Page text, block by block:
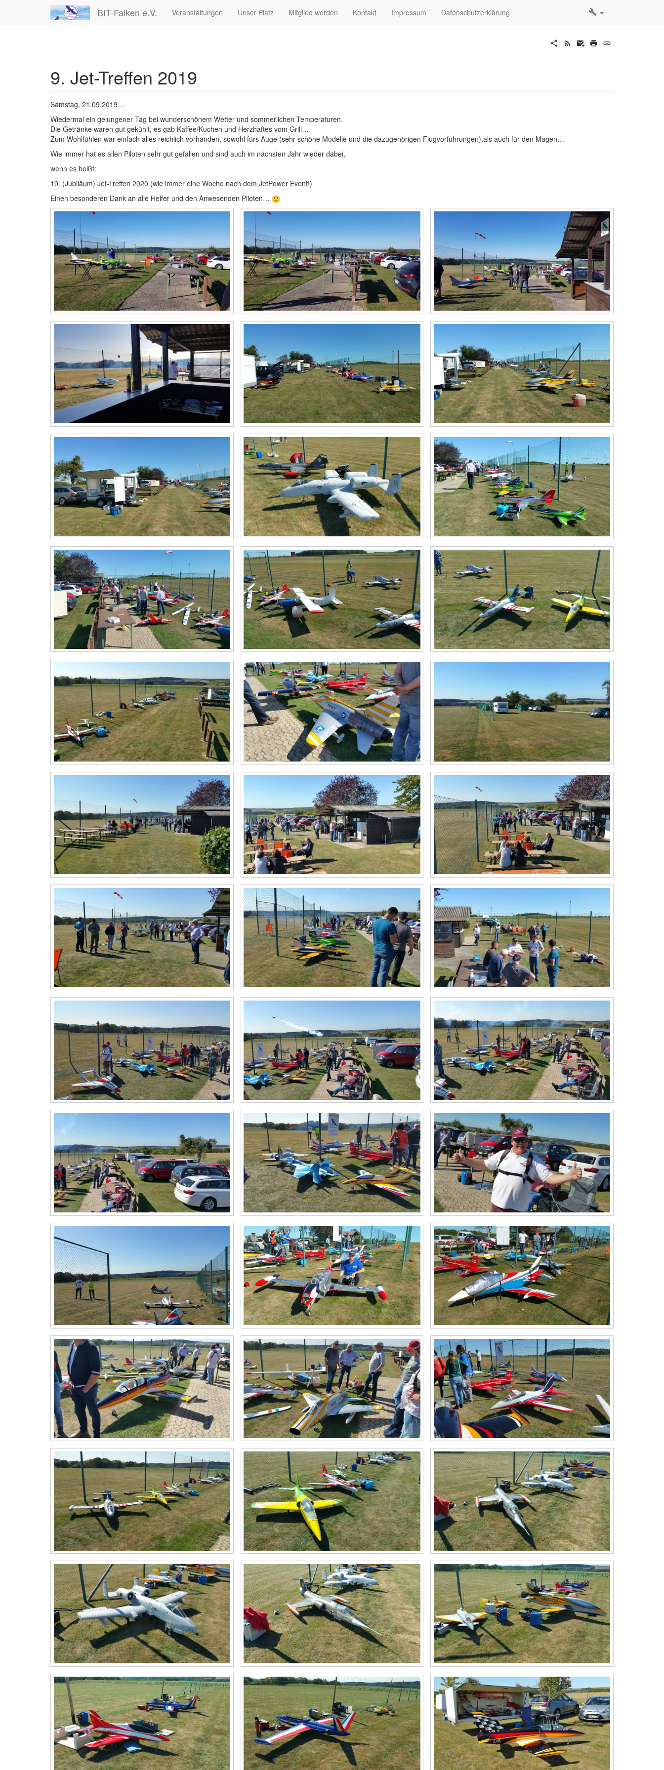
BIT-Falken e.V. Veranstaltungen Unser Platz Mitglied werden Kontakt Impressum Datenschutzerklärung
9. Jet-Treffen 2019
Samstag, 21.09.2019…
Wiedermal ein gelungener Tag bei wunderschönem Wetter und sommerlichen Temperaturen.
Die Getränke waren gut gekühlt, es gab Kaffee/Kuchen und Herzhaftes vom Grill…
Zum Wohlfühlen war einfach alles reichlich vorhanden, sowohl fürs Auge (sehr schöne Modelle und die dazugehörigen Flugvorführungen),als auch für den Magen…
Wie immer hat es allen Piloten sehr gut gefallen und sind auch im nächsten Jahr wieder dabei,
wenn es heißt:
10. (Jubiläum) Jet-Treffen 2020 (wie immer eine Woche nach dem JetPower Event!)
Einen besonderen Dank an alle Helfer und den Anwesenden Piloten…